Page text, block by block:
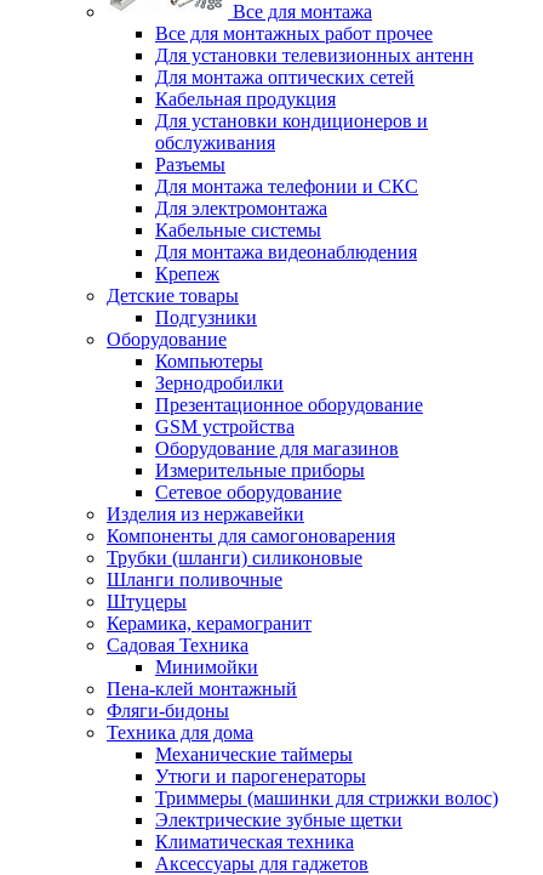
Все для монтажа
Все для монтажных работ прочее
Для установки телевизионных антенн
Для монтажа оптических сетей
Кабельная продукция
Для установки кондиционеров и
обслуживания
Разъемы
Для монтажа телефонии и СКС
Для электромонтажа
Кабельные системы
Для монтажа видеонаблюдения
Крепеж
Детские товары
Подгузники
Оборудование
Компьютеры
Зернодробилки
Презентационное оборудование
GSM устройства
Оборудование для магазинов
Измерительные приборы
Сетевое оборудование
Изделия из нержавейки
Компоненты для самогоноварения
Трубки (шланги) силиконовые
Шланги поливочные
Штуцеры
Керамика, керамогранит
Садовая Техника
Минимойки
Пена-клей монтажный
Фляги-бидоны
Техника для дома
Механические таймеры
Утюги и парогенераторы
Триммеры (машинки для стрижки волос)
Электрические зубные щетки
Климатическая техника
Аксессуары для гаджетов